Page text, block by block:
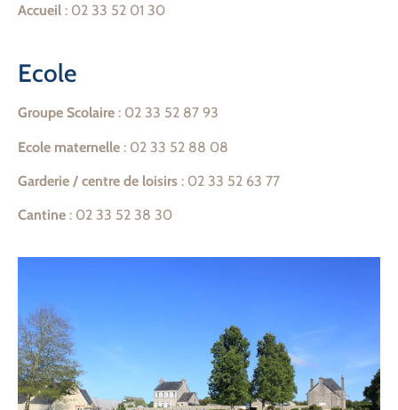
Accueil : 02 33 52 01 30
Ecole
Groupe Scolaire : 02 33 52 87 93
Ecole maternelle : 02 33 52 88 08
Garderie / centre de loisirs : 02 33 52 63 77
Cantine : 02 33 52 38 30